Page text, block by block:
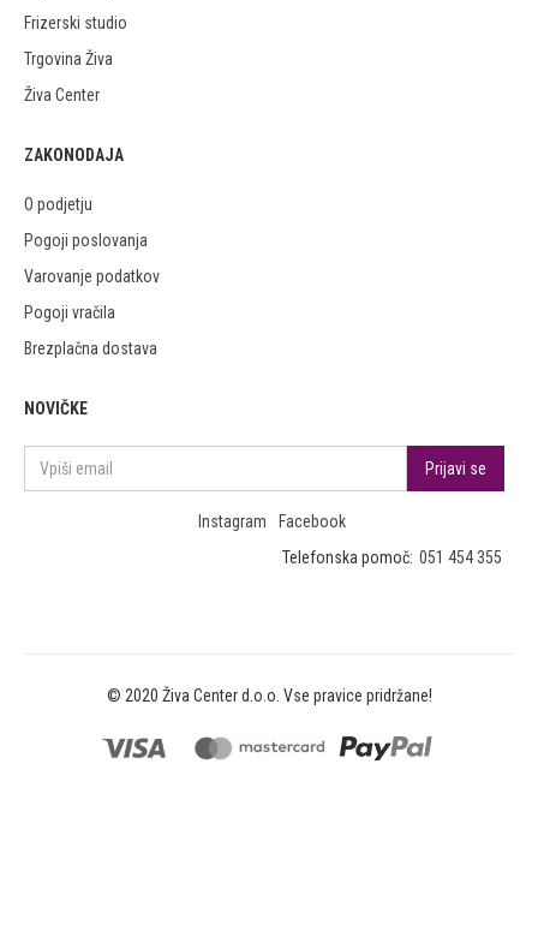
Frizerski studio
Trgovina Živa
Živa Center
ZAKONODAJA
O podjetju
Pogoji poslovanja
Varovanje podatkov
Pogoji vračila
Brezplačna dostava
NOVIČKE
Instagram
Facebook
Telefonska pomoč: 051 454 355
© 2020 Živa Center d.o.o. Vse pravice pridržane!